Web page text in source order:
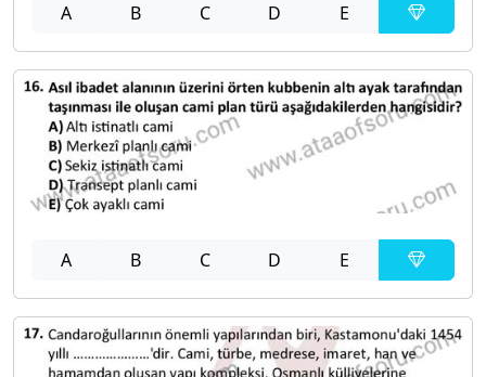
A B C D E
A B C D E